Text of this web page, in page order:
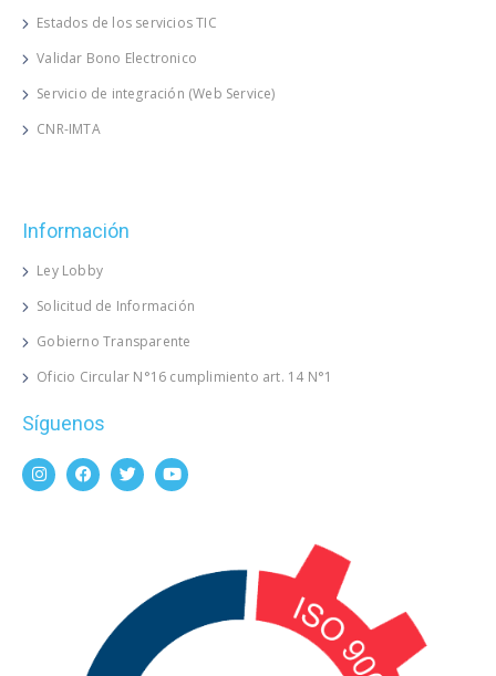
Estados de los servicios TIC
Validar Bono Electronico
Servicio de integración (Web Service)
CNR-IMTA
Información
Ley Lobby
Solicitud de Información
Gobierno Transparente
Oficio Circular N°16 cumplimiento art. 14 N°1
Síguenos